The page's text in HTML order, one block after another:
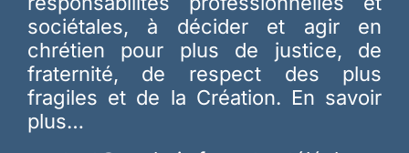
sociétales, à décider et agir en
chrétien pour plus de justice, de
fraternité, de respect des plus
fragiles et de la Création. En savoir
plus…